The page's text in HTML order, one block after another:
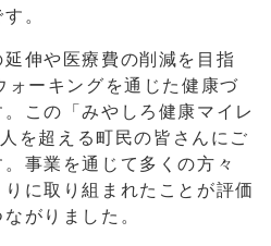
。
伸や医療費の削減を目指
ォーキングを通じた健康づ
この「みやしろ健康マイレ
を超える町民の皆さんにご
事業を通じて多くの方々
に取り組まれたことが評価
がりました。